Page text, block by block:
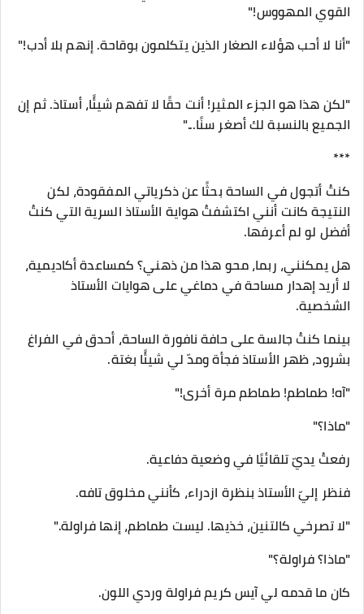
القوي المهووس!"
"أنا لا أحب هؤلاء الصغار الذين يتكلمون بوقاحة. إنهم بلا أدب!"
"لكن هذا هو الجزء المثير! أنت حقًا لا تفهم شيئًا، أستاذ. ثم إن
الجميع بالنسبة لك أصغر سنًا..."
***
كنتُ أتجول في الساحة بحثًا عن ذكرياتي المفقودة، لكن
النتيجة كانت أنني اكتشفتُ هواية الأستاذ السرية التي كنتُ
أفضل لو لم أعرفها.
هل يمكنني، ربما، محو هذا من ذهني؟ كمساعدة أكاديمية،
لا أريد إهدار مساحة في دماغي على هوايات الأستاذ
الشخصية.
بينما كنتُ جالسة على حافة نافورة الساحة، أحدق في الفراغ
بشرود، ظهر الأستاذ فجأة ومدّ لي شيئًا بغتة.
"آه! طماطم! طماطم مرة أخرى!"
"ماذا؟"
رفعتُ يديّ تلقائيًا في وضعية دفاعية.
فنظر إليّ الأستاذ بنظرة ازدراء، كأنني مخلوق تافه.
"لا تصرخي كالتنين، خذيها. ليست طماطم، إنها فراولة."
"ماذا؟ فراولة؟"
كان ما قدمه لي آيس كريم فراولة وردي اللون.